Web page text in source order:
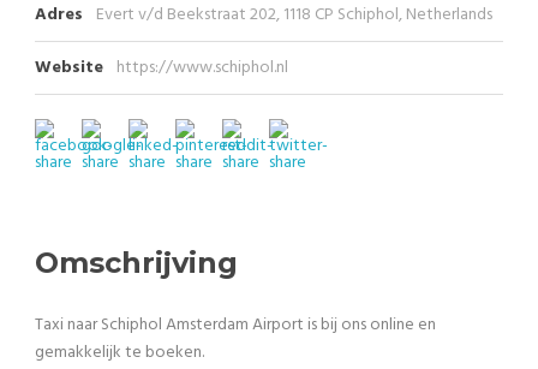
Adres Evert v/d Beekstraat 202, 1118 CP Schiphol, Netherlands
Website https://www.schiphol.nl
Omschrijving
Taxi naar Schiphol Amsterdam Airport is bij ons online en
gemakkelijk te boeken.